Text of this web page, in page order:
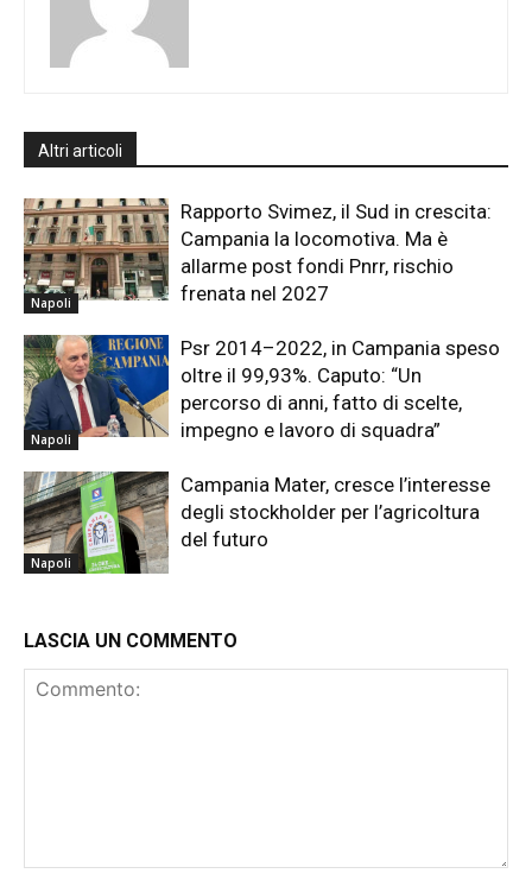
Altri articoli
Napoli
Rapporto Svimez, il Sud in crescita:
Campania la locomotiva. Ma è
allarme post fondi Pnrr, rischio
frenata nel 2027
Napoli
Psr 2014–2022, in Campania speso
oltre il 99,93%. Caputo: “Un
percorso di anni, fatto di scelte,
impegno e lavoro di squadra”
Napoli
Campania Mater, cresce l’interesse
degli stockholder per l’agricoltura
del futuro
LASCIA UN COMMENTO